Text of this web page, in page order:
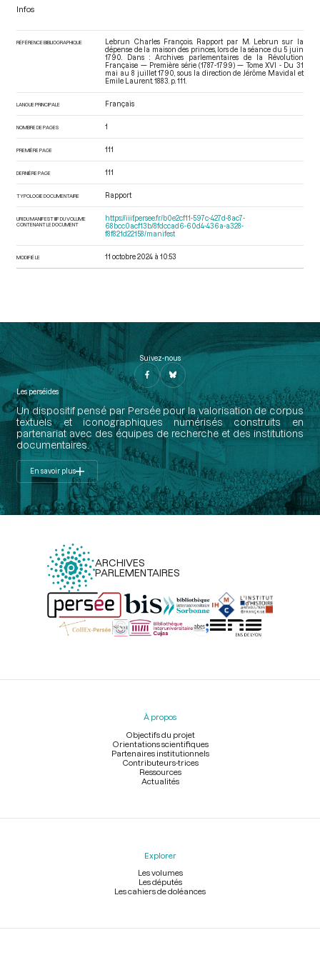
Infos
RÉFÉRENCE BIBLIOGRAPHIQUE
Lebrun Charles François. Rapport par M. Lebrun sur la
dépense de la maison des princes, lors de la séance du 5 juin
1790. Dans : Archives parlementaires de la Révolution
Française — Première série (1787-1799) — Tome XVI - Du 31
mai au 8 juillet 1790 , sous la direction de Jérôme Mavidal et
Emile Laurent. 1883. p. 111.
LANGUE PRINCIPALE Français
NOMBRE DE PAGES 1
PREMIÈRE PAGE 111
DERNIÈRE PAGE 111
TYPOLOGIE DOCUMENTAIRE Rapport
URI DU MANIFEST IIIF DU VOLUME
CONTENANT LE DOCUMENT
https://iiif.persee.fr/b0e2cf11-597c-427d-8ac7-
68bcc0acf13b/8fdccad6-60d4-436a-a328-
f8f821d22158/manifest
MODIFIÉ LE 11 octobre 2024 à 10:53
Suivez-nous
Les perséides
Un dispositif pensé par Persée pour la valorisation de corpus
textuels et iconographiques numérisés construits en
partenariat avec des équipes de recherche et des institutions
documentaires.
En savoir plus
ARCHIVES
PARLEMENTAIRES
Menu
À propos
Objectifs du projet
Orientations scientifiques
Partenaires institutionnels
Contributeurs-trices
Ressources
Actualités
Explorer
Les volumes
Les députés
Les cahiers de doléances